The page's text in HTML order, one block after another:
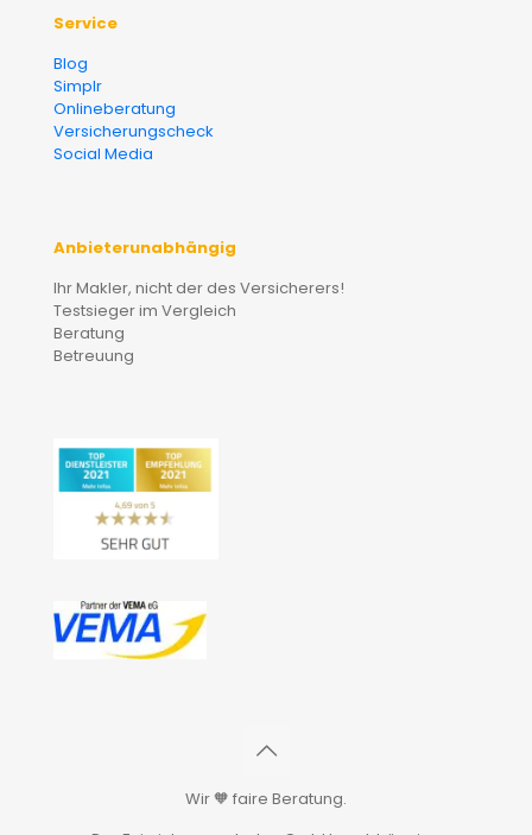
Service
Blog
Simplr
Onlineberatung
Versicherungscheck
Social Media
Anbieterunabhängig
Ihr Makler, nicht der des Versicherers!
Testsieger im Vergleich
Beratung
Betreuung
Wir 🧡 faire Beratung.